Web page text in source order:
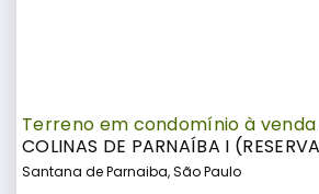
Terreno em condomínio à venda
COLINAS DE PARNAÍBA I
Santana de Parnaiba, São Paulo